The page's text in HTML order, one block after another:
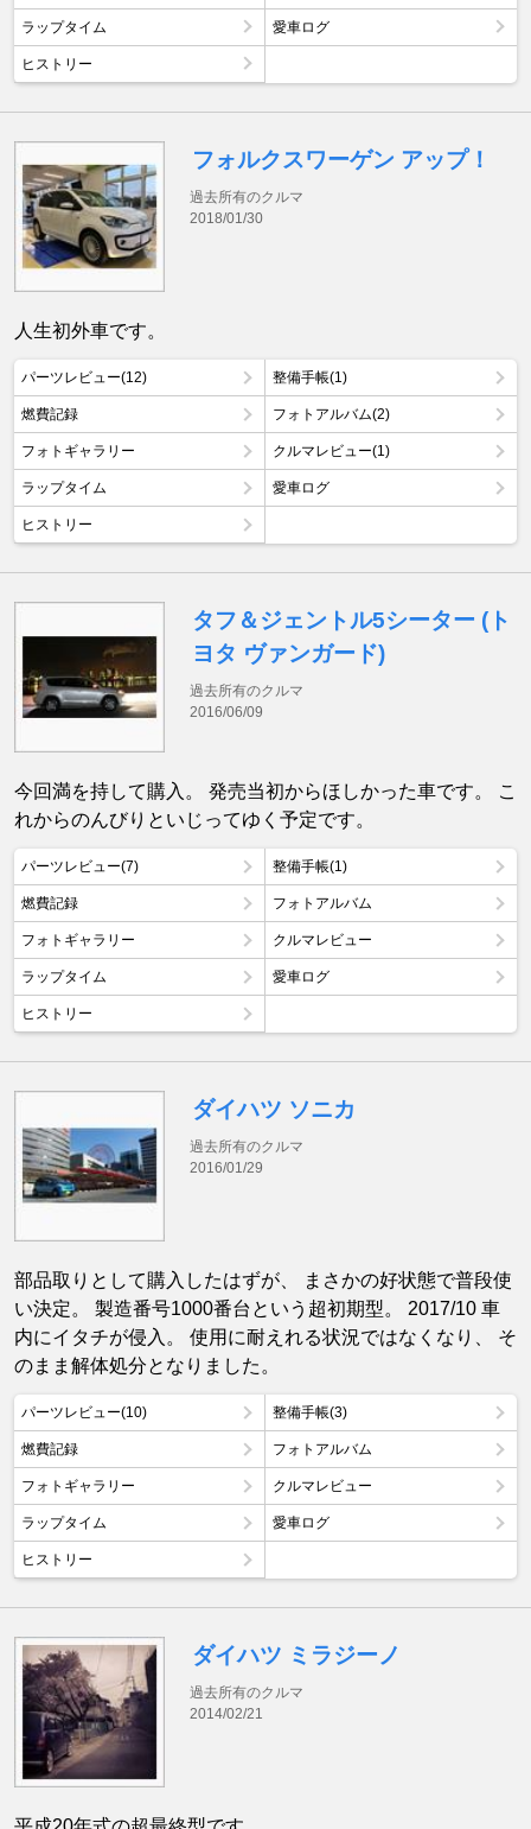
ラップタイム 愛車ログ
ヒストリー
フォルクスワーゲン アップ！
過去所有のクルマ
2018/01/30
人生初外車です。
パーツレビュー(12) 整備手帳(1)
燃費記録 フォトアルバム(2)
フォトギャラリー クルマレビュー(1)
ラップタイム 愛車ログ
ヒストリー
タフ＆ジェントル5シーター (ト
ヨタ ヴァンガード)
過去所有のクルマ
2016/06/09
今回満を持して購入。 発売当初からほしかった車です。 こ
れからのんびりといじってゆく予定です。
パーツレビュー(7) 整備手帳(1)
燃費記録 フォトアルバム
フォトギャラリー クルマレビュー
ラップタイム 愛車ログ
ヒストリー
ダイハツ ソニカ
過去所有のクルマ
2016/01/29
部品取りとして購入したはずが、 まさかの好状態で普段使
い決定。 製造番号1000番台という超初期型。 2017/10 車
内にイタチが侵入。 使用に耐えれる状況ではなくなり、 そ
のまま解体処分となりました。
パーツレビュー(10) 整備手帳(3)
燃費記録 フォトアルバム
フォトギャラリー クルマレビュー
ラップタイム 愛車ログ
ヒストリー
ダイハツ ミラジーノ
過去所有のクルマ
2014/02/21